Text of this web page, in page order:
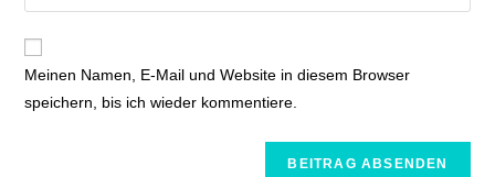
Meinen Namen, E-Mail und Website in diesem Browser
speichern, bis ich wieder kommentiere.